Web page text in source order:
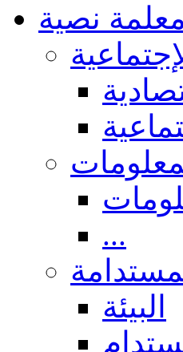
معلمة نصية
...
البيئة